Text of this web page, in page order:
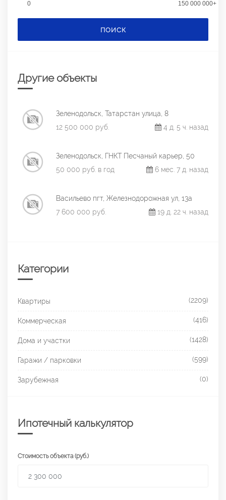
0 150 000 000+
ПОИСК
Другие объекты
Зеленодольск, Татарстан улица, 8
12 500 000 руб.
4 д. 5 ч. назад
Зеленодольск, ГНКТ Песчаный карьер, 50
50 000 руб. в год
6 мес. 7 д. назад
Васильево пгт, Железнодорожная ул, 13а
7 600 000 руб.
19 д. 22 ч. назад
Категории
Квартиры (2209)
Коммерческая (416)
Дома и участки (1428)
Гаражи / парковки (599)
Зарубежная (0)
Ипотечный калькулятор
Стоимость объекта (руб.)